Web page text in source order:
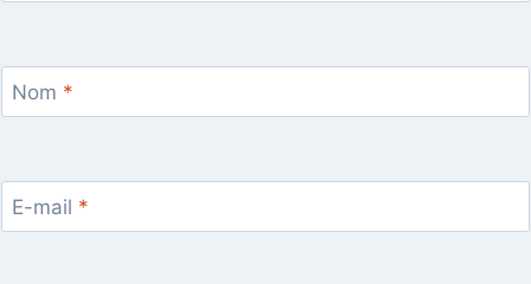
Nom *
E-mail *